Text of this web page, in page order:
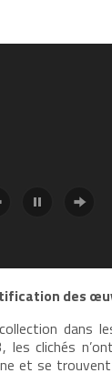
des
dans
les clichés
et se